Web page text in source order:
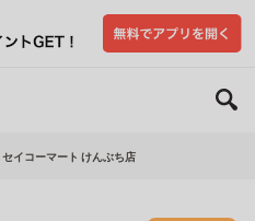
セイコーマート けんぶち店